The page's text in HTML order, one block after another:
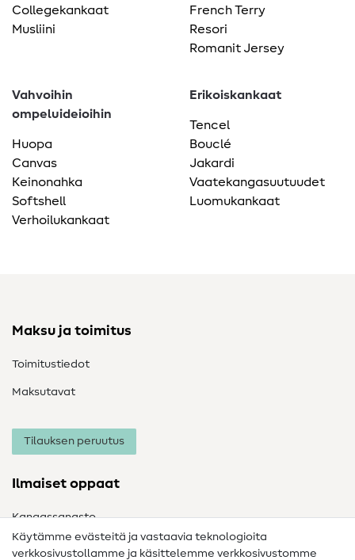
Collegekankaat
Musliini
French Terry
Resori
Romanit Jersey
Vahvoihin
ompeluideioihin
Huopa
Canvas
Keinonahka
Softshell
Verhoilukankaat
Erikoiskankaat
Tencel
Bouclé
Jakardi
Vaatekangasuutuudet
Luomukankaat
Maksu ja toimitus
Toimitustiedot
Maksutavat
Tilauksen peruutus
Ilmaiset oppaat
Kangassanasto
Ompelusanasto
Käytämme evästeitä ja vastaavia teknologioita
verkkosivustollamme ja käsittelemme verkkosivustomme